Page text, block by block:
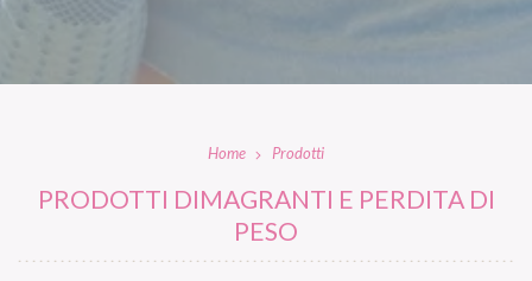
Home Prodotti
PRODOTTI DIMAGRANTI E PERDITA DI
PESO